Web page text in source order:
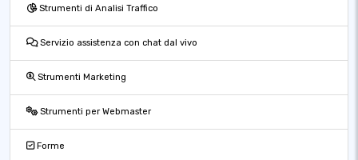
Strumenti di Analisi Traffico
Servizio assistenza con chat dal vivo
Strumenti Marketing
Strumenti per Webmaster
Forme